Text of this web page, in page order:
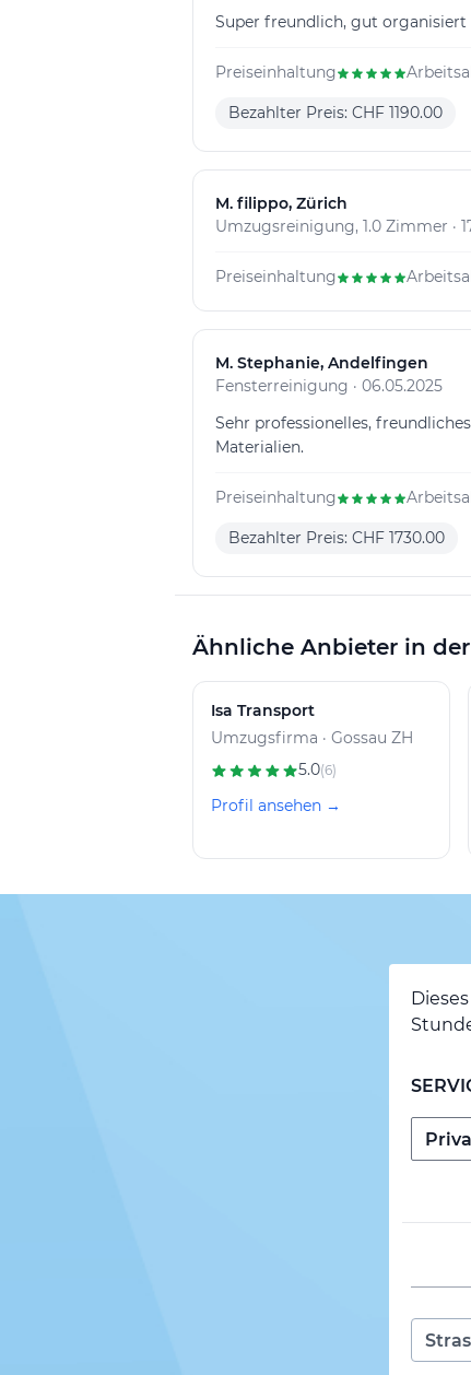
Super freundlich, gut organisiert
Preiseinhaltung
Bezahlter Preis: CHF 1190.00
M. filippo, Zürich
Umzugsreinigung, 1.0 Zimmer ·
Preiseinhaltung
M. Stephanie, Andelfingen
Fensterreinigung · 06.05.2025
Sehr professionelles,
Materialien.
Preiseinhaltung
Bezahlter Preis: CHF 1730.00
Ähnliche Anbieter in
Isa Transport
Umzugsfirma · Gossau ZH
5.0(6)
Profil ansehen →